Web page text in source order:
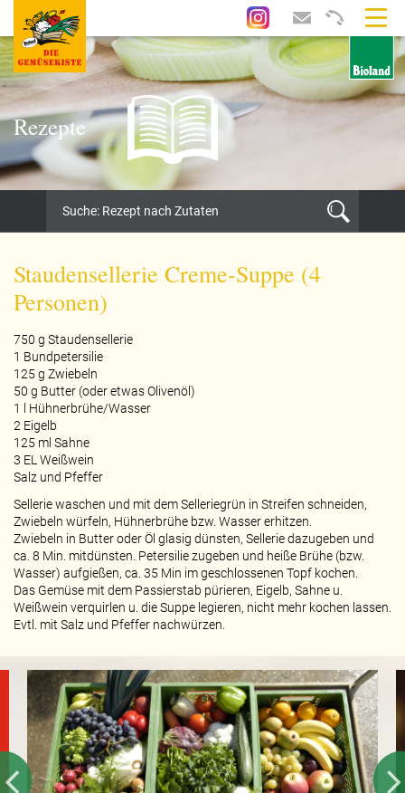
Rezepte
Staudensellerie Creme-Suppe (4
Personen)
750 g Staudensellerie
1 Bundpetersilie
125 g Zwiebeln
50 g Butter (oder etwas Olivenöl)
1 l Hühnerbrühe/Wasser
2 Eigelb
125 ml Sahne
3 EL Weißwein
Salz und Pfeffer
Sellerie waschen und mit dem Selleriegrün in Streifen schneiden,
Zwiebeln würfeln, Hühnerbrühe bzw. Wasser erhitzen.
Zwiebeln in Butter oder Öl glasig dünsten, Sellerie dazugeben und
ca. 8 Min. mitdünsten. Petersilie zugeben und heiße Brühe (bzw.
Wasser) aufgießen, ca. 35 Min im geschlossenen Topf kochen.
Das Gemüse mit dem Passierstab pürieren, Eigelb, Sahne u.
Weißwein verquirlen u. die Suppe legieren, nicht mehr kochen lassen.
Evtl. mit Salz und Pfeffer nachwürzen.